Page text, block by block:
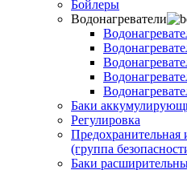
Бойлеры
Водонагреватели
Баки
Регулировка
Предохранительная
(группа
Баки